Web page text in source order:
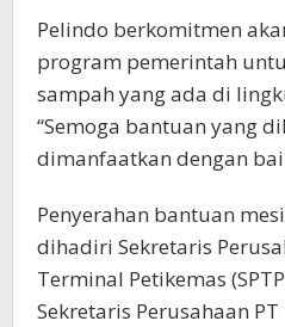
Pelindo berkomitmen
program pemerintah
sampah yang ada di
“Semoga bantuan yang
dimanfaatkan dengan
Penyerahan bantuan
dihadiri Sekretaris
Terminal Petikemas
Sekretaris Perusahaan